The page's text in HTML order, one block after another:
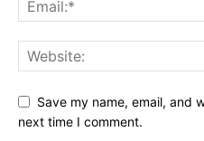
Save my name, email, and
next time I comment.